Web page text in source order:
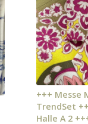
+++ Messe
TrendSet
Halle A 2